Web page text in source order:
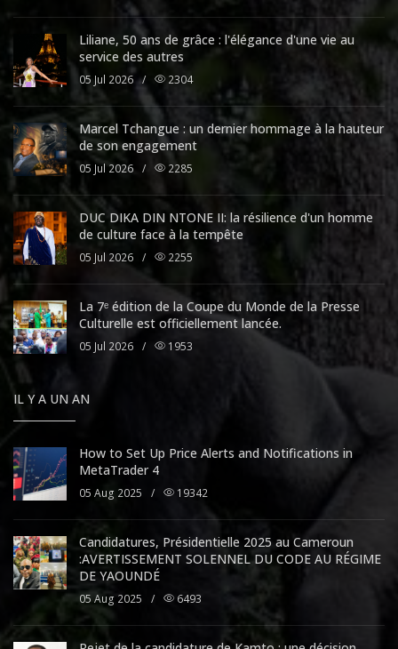
Liliane, 50 ans de grâce : l'élégance d'une vie au
service des autres
05 Jul 2026 / 2304
Marcel Tchangue : un dernier hommage à la hauteur
de son engagement
05 Jul 2026 / 2285
DUC DIKA DIN NTONE II: la résilience d'un homme
de culture face à la tempête
05 Jul 2026 / 2255
La 7ᵉ édition de la Coupe du Monde de la Presse
Culturelle est officiellement lancée.
05 Jul 2026 / 1953
IL Y A UN AN
How to Set Up Price Alerts and Notifications in
MetaTrader 4
05 Aug 2025 / 19342
Candidatures, Présidentielle 2025 au Cameroun
:AVERTISSEMENT SOLENNEL DU CODE AU RÉGIME
DE YAOUNDÉ
05 Aug 2025 / 6493